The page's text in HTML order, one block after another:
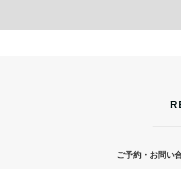
ご予約・お問い